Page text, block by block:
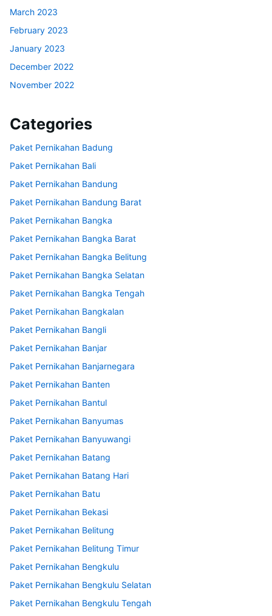
March 2023
February 2023
January 2023
December 2022
November 2022
Categories
Paket Pernikahan Badung
Paket Pernikahan Bali
Paket Pernikahan Bandung
Paket Pernikahan Bandung Barat
Paket Pernikahan Bangka
Paket Pernikahan Bangka Barat
Paket Pernikahan Bangka Belitung
Paket Pernikahan Bangka Selatan
Paket Pernikahan Bangka Tengah
Paket Pernikahan Bangkalan
Paket Pernikahan Bangli
Paket Pernikahan Banjar
Paket Pernikahan Banjarnegara
Paket Pernikahan Banten
Paket Pernikahan Bantul
Paket Pernikahan Banyumas
Paket Pernikahan Banyuwangi
Paket Pernikahan Batang
Paket Pernikahan Batang Hari
Paket Pernikahan Batu
Paket Pernikahan Bekasi
Paket Pernikahan Belitung
Paket Pernikahan Belitung Timur
Paket Pernikahan Bengkulu
Paket Pernikahan Bengkulu Selatan
Paket Pernikahan Bengkulu Tengah